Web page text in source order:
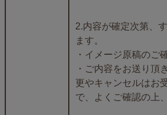
2.内容が確定次第、
ます。
・イメージ原稿のご
・ご内容をお送り頂
更やキャンセルはお
で、よくご確認の上